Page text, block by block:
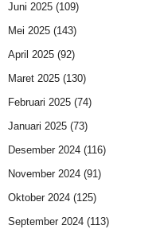
Juni 2025 (109)
Mei 2025 (143)
April 2025 (92)
Maret 2025 (130)
Februari 2025 (74)
Januari 2025 (73)
Desember 2024 (116)
November 2024 (91)
Oktober 2024 (125)
September 2024 (113)